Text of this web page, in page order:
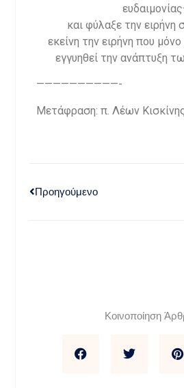
ευδαιμονίας·
και φύλαξε την ειρήνη
εκείνη την ειρήνη που
εγγυηθεί την ανάπτυξη
——————————-
Μετάφραση: π. Λέων
Προηγούμενο
Κοινοποίηση